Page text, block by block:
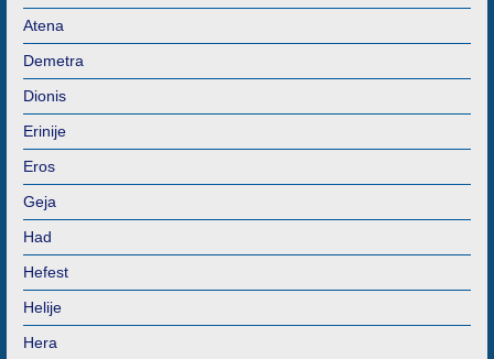
Atena
Demetra
Dionis
Erinije
Eros
Geja
Had
Hefest
Helije
Hera